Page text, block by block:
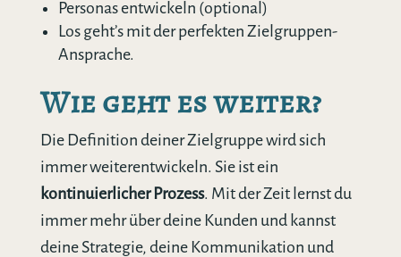
Personas entwickeln (optional)
Los geht’s mit der perfekten Zielgruppen-
Ansprache.
Wie geht es weiter?
Die Definition deiner Zielgruppe wird sich
immer weiterentwickeln. Sie ist ein
kontinuierlicher Prozess. Mit der Zeit lernst du
immer mehr über deine Kunden und kannst
deine Strategie, deine Kommunikation und